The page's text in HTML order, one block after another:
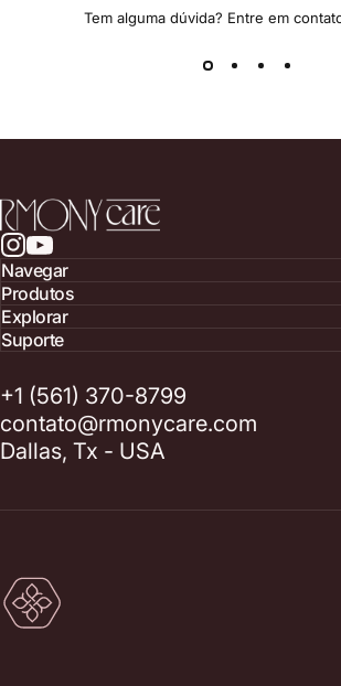
Tem alguma dúvida? Entre em
RmonyCare
Instagram
YouTube
Navegar
Produtos
Explorar
Suporte
+1 (561) 370-8799
contato@rmonycare.com
Dallas, Tx - USA
RmonyCare